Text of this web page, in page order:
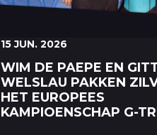
15 JUN. 2026
WIM DE PAEPE EN
WELSLAU PAKKEN
HET EUROPEES
KAMPIOENSCHAP G-